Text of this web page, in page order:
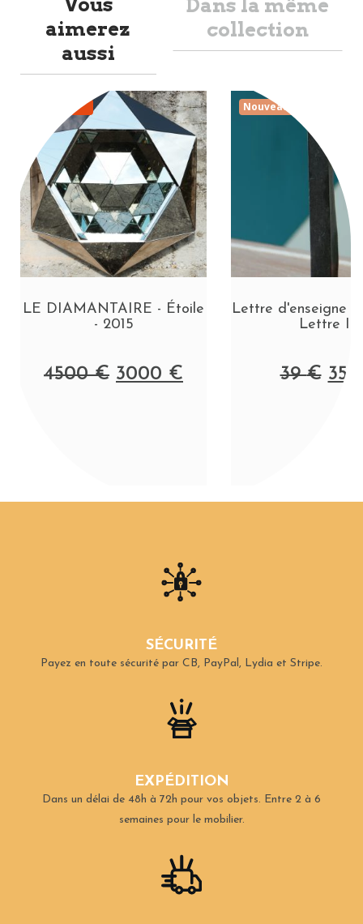
aimerez
aussi
Dans la même
collection
LE DIAMANTAIRE - Étoile
- 2015
4500€ 3000 €
Nouveauté
Lettre d'enseigne
Lettre I
39€ 35
SÉCURITÉ
Payez en toute sécurité par CB, PayPal, Lydia et Stripe.
EXPÉDITION
Dans un délai de 48h à 72h pour vos objets. Entre 2 à 6
semaines pour le mobilier.